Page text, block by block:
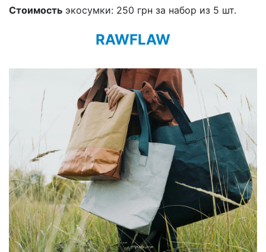
Стоимость экосумки: 250 грн за набор из 5 шт.
RAWFLAW